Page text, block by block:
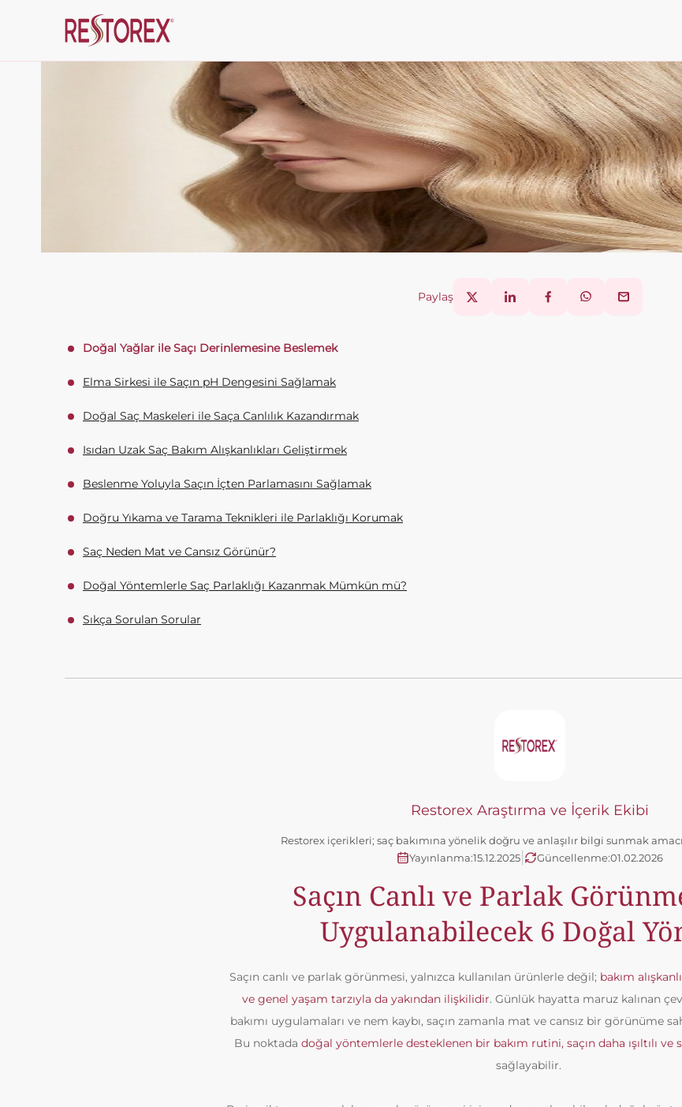
Paylaş
Doğal Yağlar ile Saçı Derinlemesine Beslemek
Elma Sirkesi ile Saçın pH Dengesini Sağlamak
Doğal Saç Maskeleri ile Saça Canlılık Kazandırmak
Isıdan Uzak Saç Bakım Alışkanlıkları Geliştirmek
Beslenme Yoluyla Saçın İçten Parlamasını Sağlamak
Doğru Yıkama ve Tarama Teknikleri ile Parlaklığı Korumak
Saç Neden Mat ve Cansız Görünür?
Doğal Yöntemlerle Saç Parlaklığı Kazanmak Mümkün mü?
Sıkça Sorulan Sorular
Restorex Araştırma ve İçerik Ekibi
Restorex içerikleri; saç bakımına yönelik doğru ve anlaşılır bilgi sunmak
Yayınlanma:15.12.2025 Güncellenme:01.02.2026
Saçın Canlı ve Parlak
Uygulanabilecek 6 Doğal
Saçın canlı ve parlak görünmesi, yalnızca kullanılan ürünlerle değil; bakım
ve genel yaşam tarzıyla da yakından ilişkilidir. Günlük hayatta maruz kalınan
bakımı uygulamaları ve nem kaybı, saçın zamanla mat ve cansız bir görünüme
Bu noktada doğal yöntemlerle desteklenen bir bakım rutini, saçın daha ışıltılı ve
sağlayabilir.